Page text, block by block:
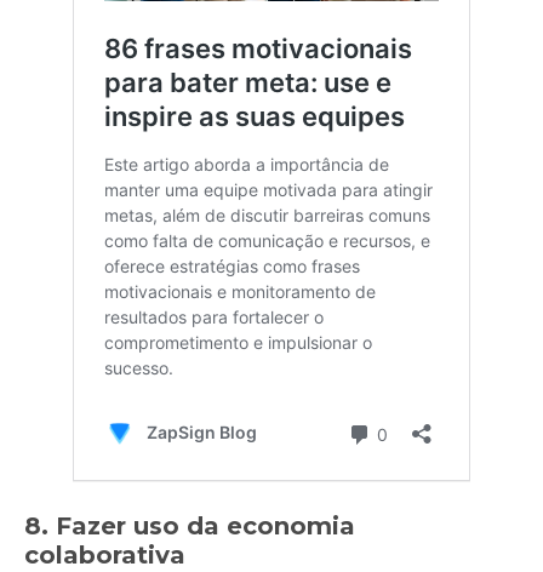
8. Fazer uso da economia
colaborativa